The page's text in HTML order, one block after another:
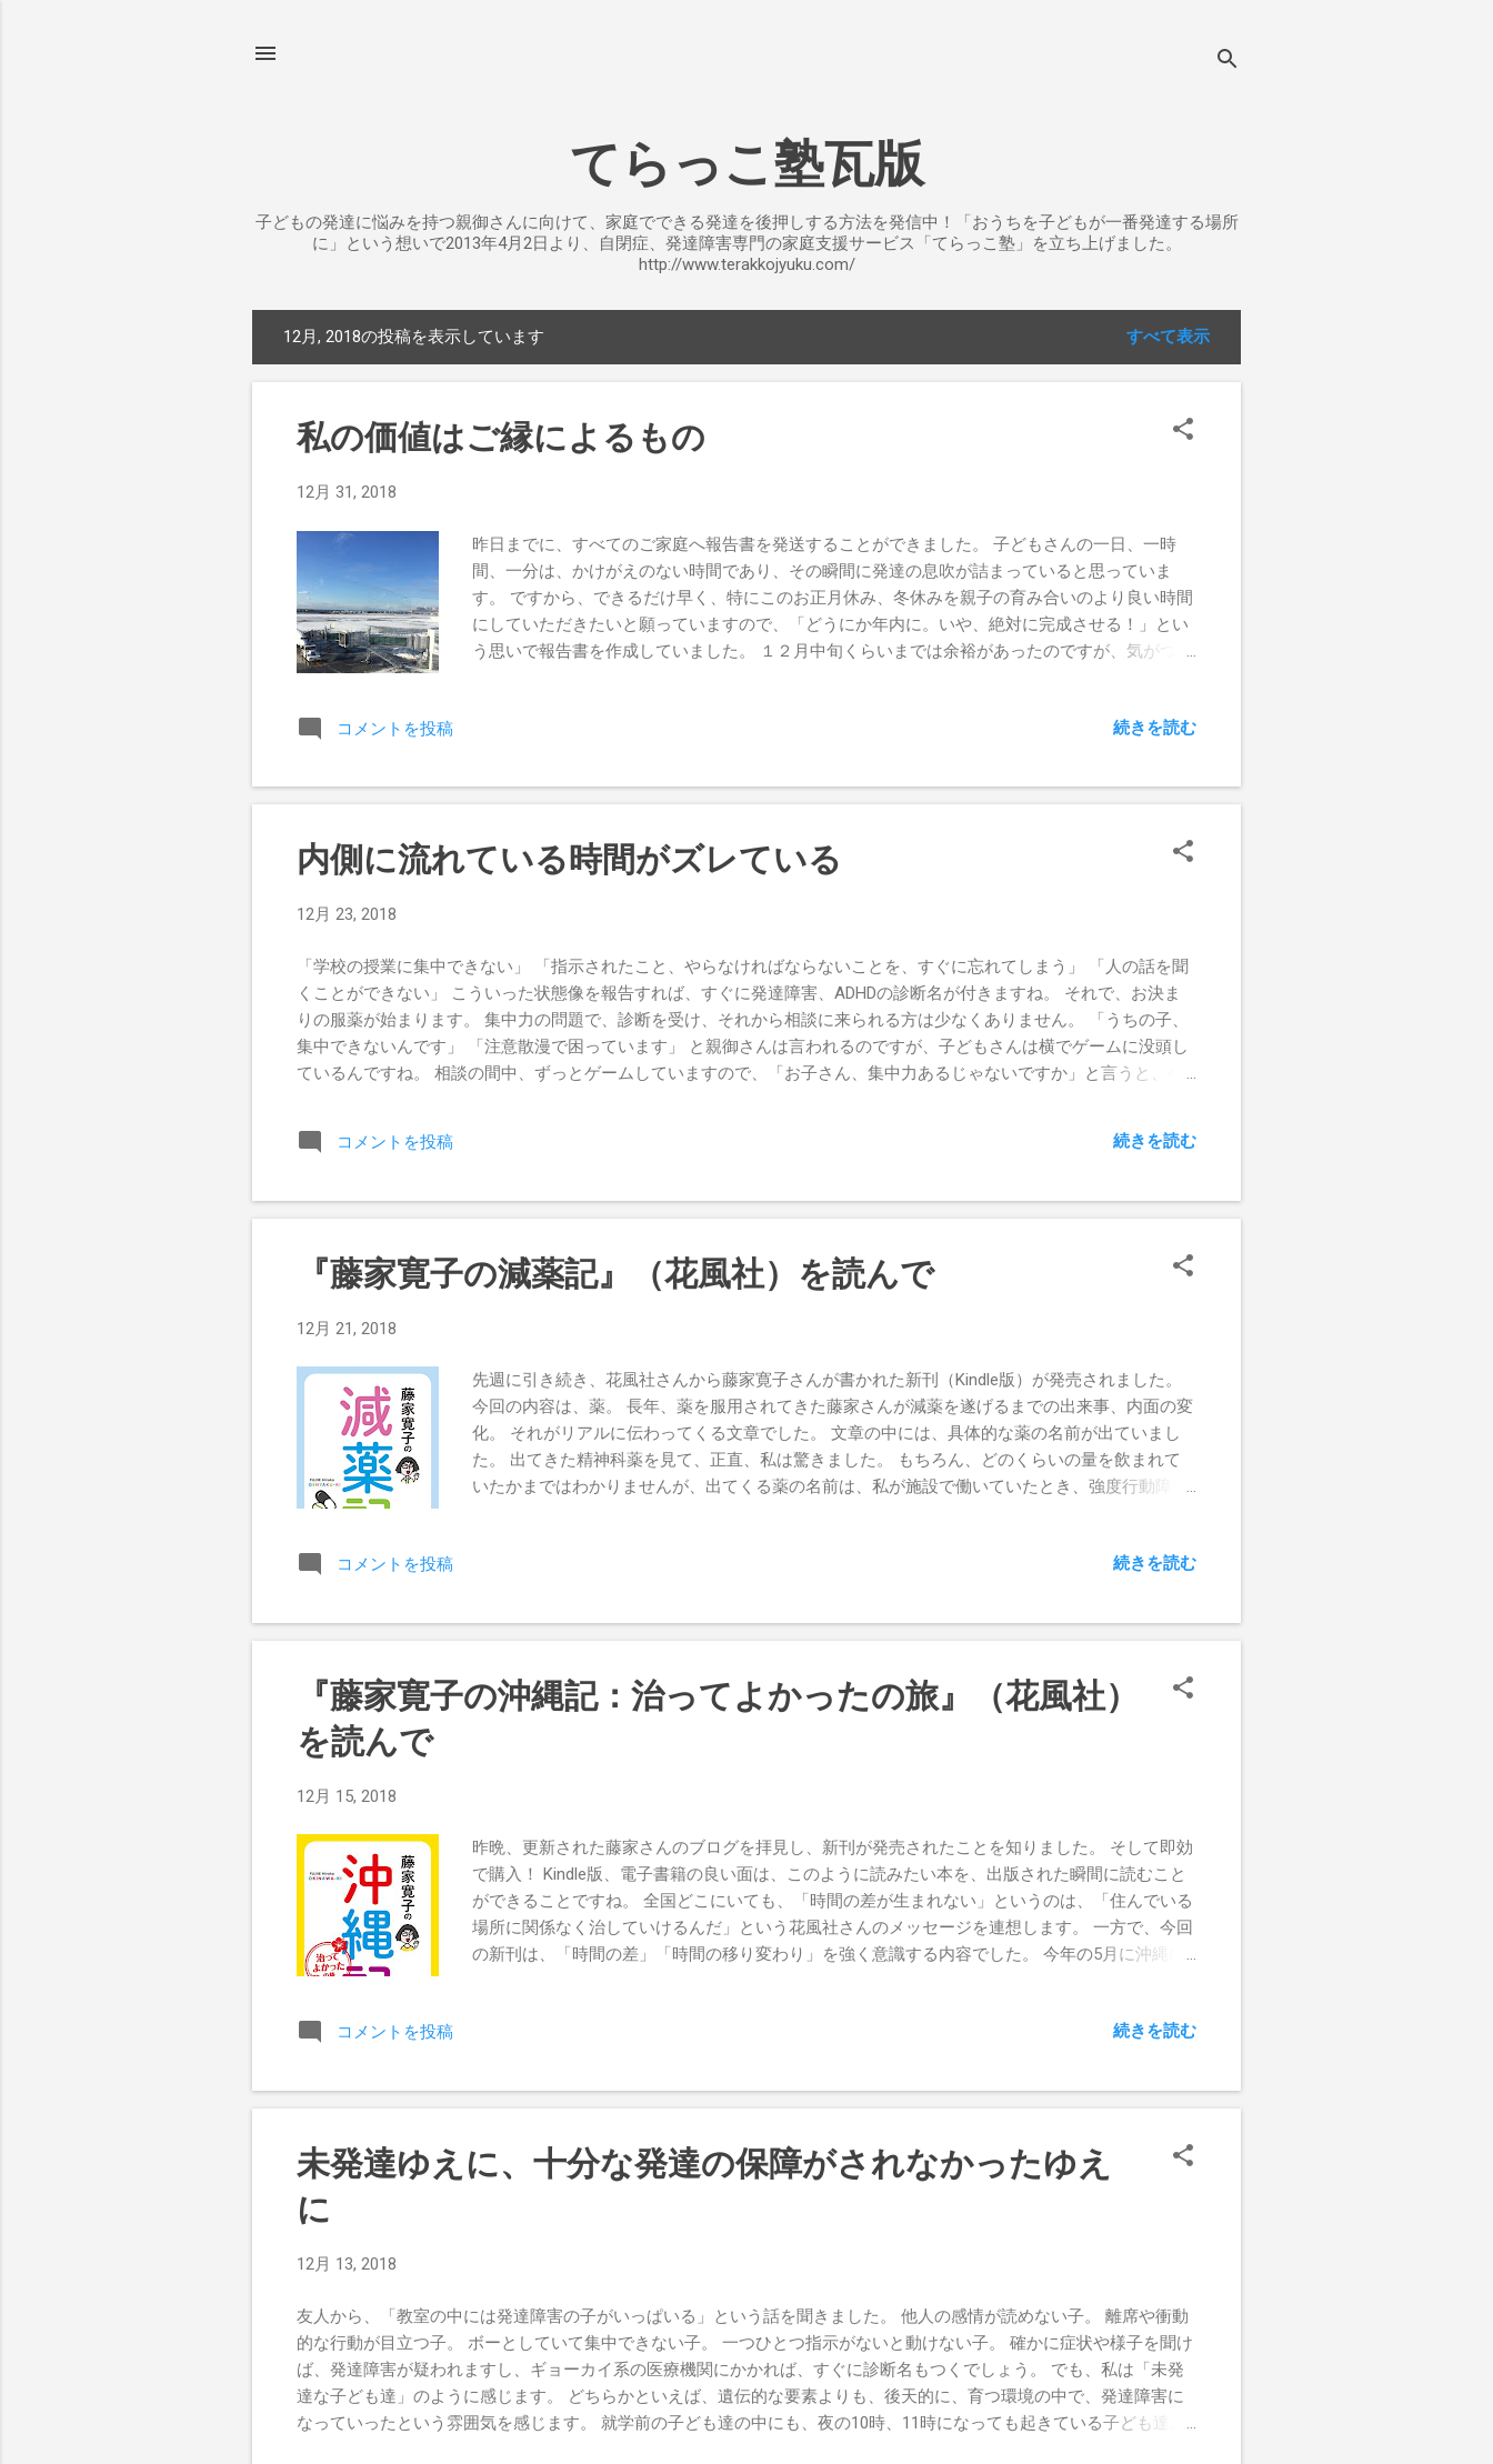
てらっこ塾瓦版
子どもの発達に悩みを持つ親御さんに向けて、家庭でできる発達を後押しする方法を発信中！「おうちを子どもが一番発達する場所
に」という想いで2013年4月2日より、自閉症、発達障害専門の家庭支援サービス「てらっこ塾」を立ち上げました。
http://www.terakkojyuku.com/
稿
12月, 2018の投稿を表示しています すべて表示
私の価値はご縁によるもの
12月 31, 2018
昨日までに、すべてのご家庭へ報告書を発送することができました。 子どもさんの一日、一時
間、一分は、かけがえのない時間であり、その瞬間に発達の息吹が詰まっていると思っていま
す。 ですから、できるだけ早く、特にこのお正月休み、冬休みを親子の育み合いのより良い時間
にしていただきたいと願っていますので、「どうにか年内に。いや、絶対に完成させる！」とい
う思いで報告書を作成していました。 １２月中旬くらいまでは余裕があったのですが、気がつい
年でした。 依頼してくださることは大変嬉しかったのですが、そのたびに「どうして私なのだろ
践家の皆さんから教えてもらったことを自分なりに咀嚼してお伝えしているだけです。 私自体
に、何かスペシャルなものがあるわけではありません。 ですから、わざわざ交通費や宿泊費を負
担して頂いてまでも、私がお伺いする価値があるのだろうか、と悩むことがありました。 実際、
「ご家庭でできることがあります」「私を呼ばなくても、方法はあります」「小田原の方が近い
家族が、みなさん、我が子を治し、より良い育みをされているから、私に依頼があったのだと思
いました。 みなさんがどんどん治し、子どもさん達が伸びやかに成長していく姿を見せてくれる
から、「じゃあ、うちも相談してみようか」となるのでしょう。 なので、私が持っているのは、
素晴らしいご家族との縁だと考えています。 いろんな縁や経験、知見をいただいた一年でした。
いただいたものを、また次の人へ、新たなご家族へ、少しグレードアップしてお渡しするのが、
コメントを投稿 続きを読む
内側に流れている時間がズレている
12月 23, 2018
「学校の授業に集中できない」 「指示されたこと、やらなければならないことを、すぐに忘れてしまう」 「人の話を聞
くことができない」 こういった状態像を報告すれば、すぐに発達障害、ADHDの診断名が付きますね。 それで、お決ま
りの服薬が始まります。 集中力の問題で、診断を受け、それから相談に来られる方は少なくありません。 「うちの子、
集中できないんです」 「注意散漫で困っています」 と親御さんは言われるのですが、子どもさんは横でゲームに没頭し
ているんですね。 相談の間中、ずっとゲームしていますので、「お子さん、集中力あるじゃないですか」と言うと、ゲ
る限り、一生答えは出ませんね。 じゃあ、授業が面白くなれば、集中するのか、と言ったら、そうではありませんし。
第一、興味関心の問題だとしたら、服薬する意味がなくなってしまいます。 こういった子ども達の多くは、ゲームが好
特に発達のヌケが見当たらない。 親御さんからも、遺伝的な雰囲気を感じない。 でも、本人はADHD。 そうなると、環
「わからない」と答えます。 わからないけれども、やっている。 本人たちも、どうして、こんなにもゲームをしている
か、わからなくなっているんですね。 それくらい、圧倒されてしまっている、生活の一部になってしまっている、とい
で、こんなに強い光、スピードの速い刺激は存在しなかったのです。 700万年中、699万9980年くらいは、自然界になか
った刺激。 それに対応できるだけの脳も、身体も、まだ進化していないといえます。 ですから、まず第一に、「ゲーム
のやり過ぎが、人体に影響しているんじゃね」と思わなくちゃいけません。 タブレット、動画、DVDも同じです。 目か
ら、耳から入ってくる刺激に対し、子どもの感...
コメントを投稿 続きを読む
『藤家寛子の減薬記』（花風社）を読んで
12月 21, 2018
先週に引き続き、花風社さんから藤家寛子さんが書かれた新刊（Kindle版）が発売されました。
今回の内容は、薬。 長年、薬を服用されてきた藤家さんが減薬を遂げるまでの出来事、内面の変
化。 それがリアルに伝わってくる文章でした。 文章の中には、具体的な薬の名前が出ていまし
た。 出てきた精神科薬を見て、正直、私は驚きました。 もちろん、どのくらいの量を飲まれて
いたかまではわかりませんが、出てくる薬の名前は、私が施設で働いていたとき、強度行動障害
ていましたので、「あの薬を藤家さんも飲まれていたのか」と思うと、驚くばかりでした。 藤家
され、感じられていたと思います。 もしかしたら、彼らのみせた激しい行動、気分の上下も、副
作用の表れだったかもしれない、と感じました。 すべてがすべて、彼らの特性であり、強度行動
障害ゆえ、だったとは言えないかもしれません。 服薬の種類や量が変わったとき、彼らはそれま
で以上に不安定さをみせることがありました。 しかし、それが副作用かどうか、薬の変化から起
動が収まることもあります。 でも、その場合の多くは、激しい行動と同時に、覇気、精気まで失
うのです。 行動障害が収まったのではなく、行動障害が起こせなくなるから収まった、というの
が実態だと思います。 そのため、「覇気や精気、気力が失ってしまいました。これでは学校や作
業、日常生活に支障が出ます」と報告しますが、「じゃあ、元の激しい行動のときに戻っていい
の？」と返って...
コメントを投稿 続きを読む
『藤家寛子の沖縄記：治ってよかったの旅』（花風社）
を読んで
12月 15, 2018
昨晩、更新された藤家さんのブログを拝見し、新刊が発売されたことを知りました。 そして即効
で購入！ Kindle版、電子書籍の良い面は、このように読みたい本を、出版された瞬間に読むこと
ができることですね。 全国どこにいても、「時間の差が生まれない」というのは、「住んでいる
場所に関係なく治していけるんだ」という花風社さんのメッセージを連想します。 一方で、今回
の新刊は、「時間の差」「時間の移り変わり」を強く意識する内容でした。 今年の5月に沖縄に
せてくれます。 時間の差とは、つまり、治っていくまでの経過、治ってからも、さらに治り続け
か、どのような順序で発達していくのか、本人の発達の流れを見て、将来の姿をイメージするこ
とができます。 そういったお話を、親御さんにしますと、皆さん、喜ばれ、希望を感じられる方
もいます。 でも、その喜び、希望は、朝の占いで「今日の〇〇座が一位！」というレベルなので
す。 私が、今後いくら経験を積み、発達の流れが読めるようになったとしても、朝の2分間の占
ているから。 藤家さんの本は、すべて読みましたし、持っています。 最初の頃の本と比べる
と、文章から伝わってくる雰囲気が全然違います。 文章からも、治っていることが伝わってきま
す。 しかも、どんどんまろやかに、伸びやかに、楽しさが伝わってくる文章に変わっています。
それは、今もなお、治り続けているから、そしてご自身の資質が磨かれ、それを人生、社会のた
めにどんどん...
コメントを投稿 続きを読む
未発達ゆえに、十分な発達の保障がされなかったゆえ
に
12月 13, 2018
友人から、「教室の中には発達障害の子がいっぱいる」という話を聞きました。 他人の感情が読めない子。 離席や衝動
的な行動が目立つ子。 ボーとしていて集中できない子。 一つひとつ指示がないと動けない子。 確かに症状や様子を聞け
ば、発達障害が疑われますし、ギョーカイ系の医療機関にかかれば、すぐに診断名もつくでしょう。 でも、私は「未発
達な子ども達」のように感じます。 どちらかといえば、遺伝的な要素よりも、後天的に、育つ環境の中で、発達障害に
なっていったという雰囲気を感じます。 就学前の子ども達の中にも、夜の10時、11時になっても起きている子ども達が